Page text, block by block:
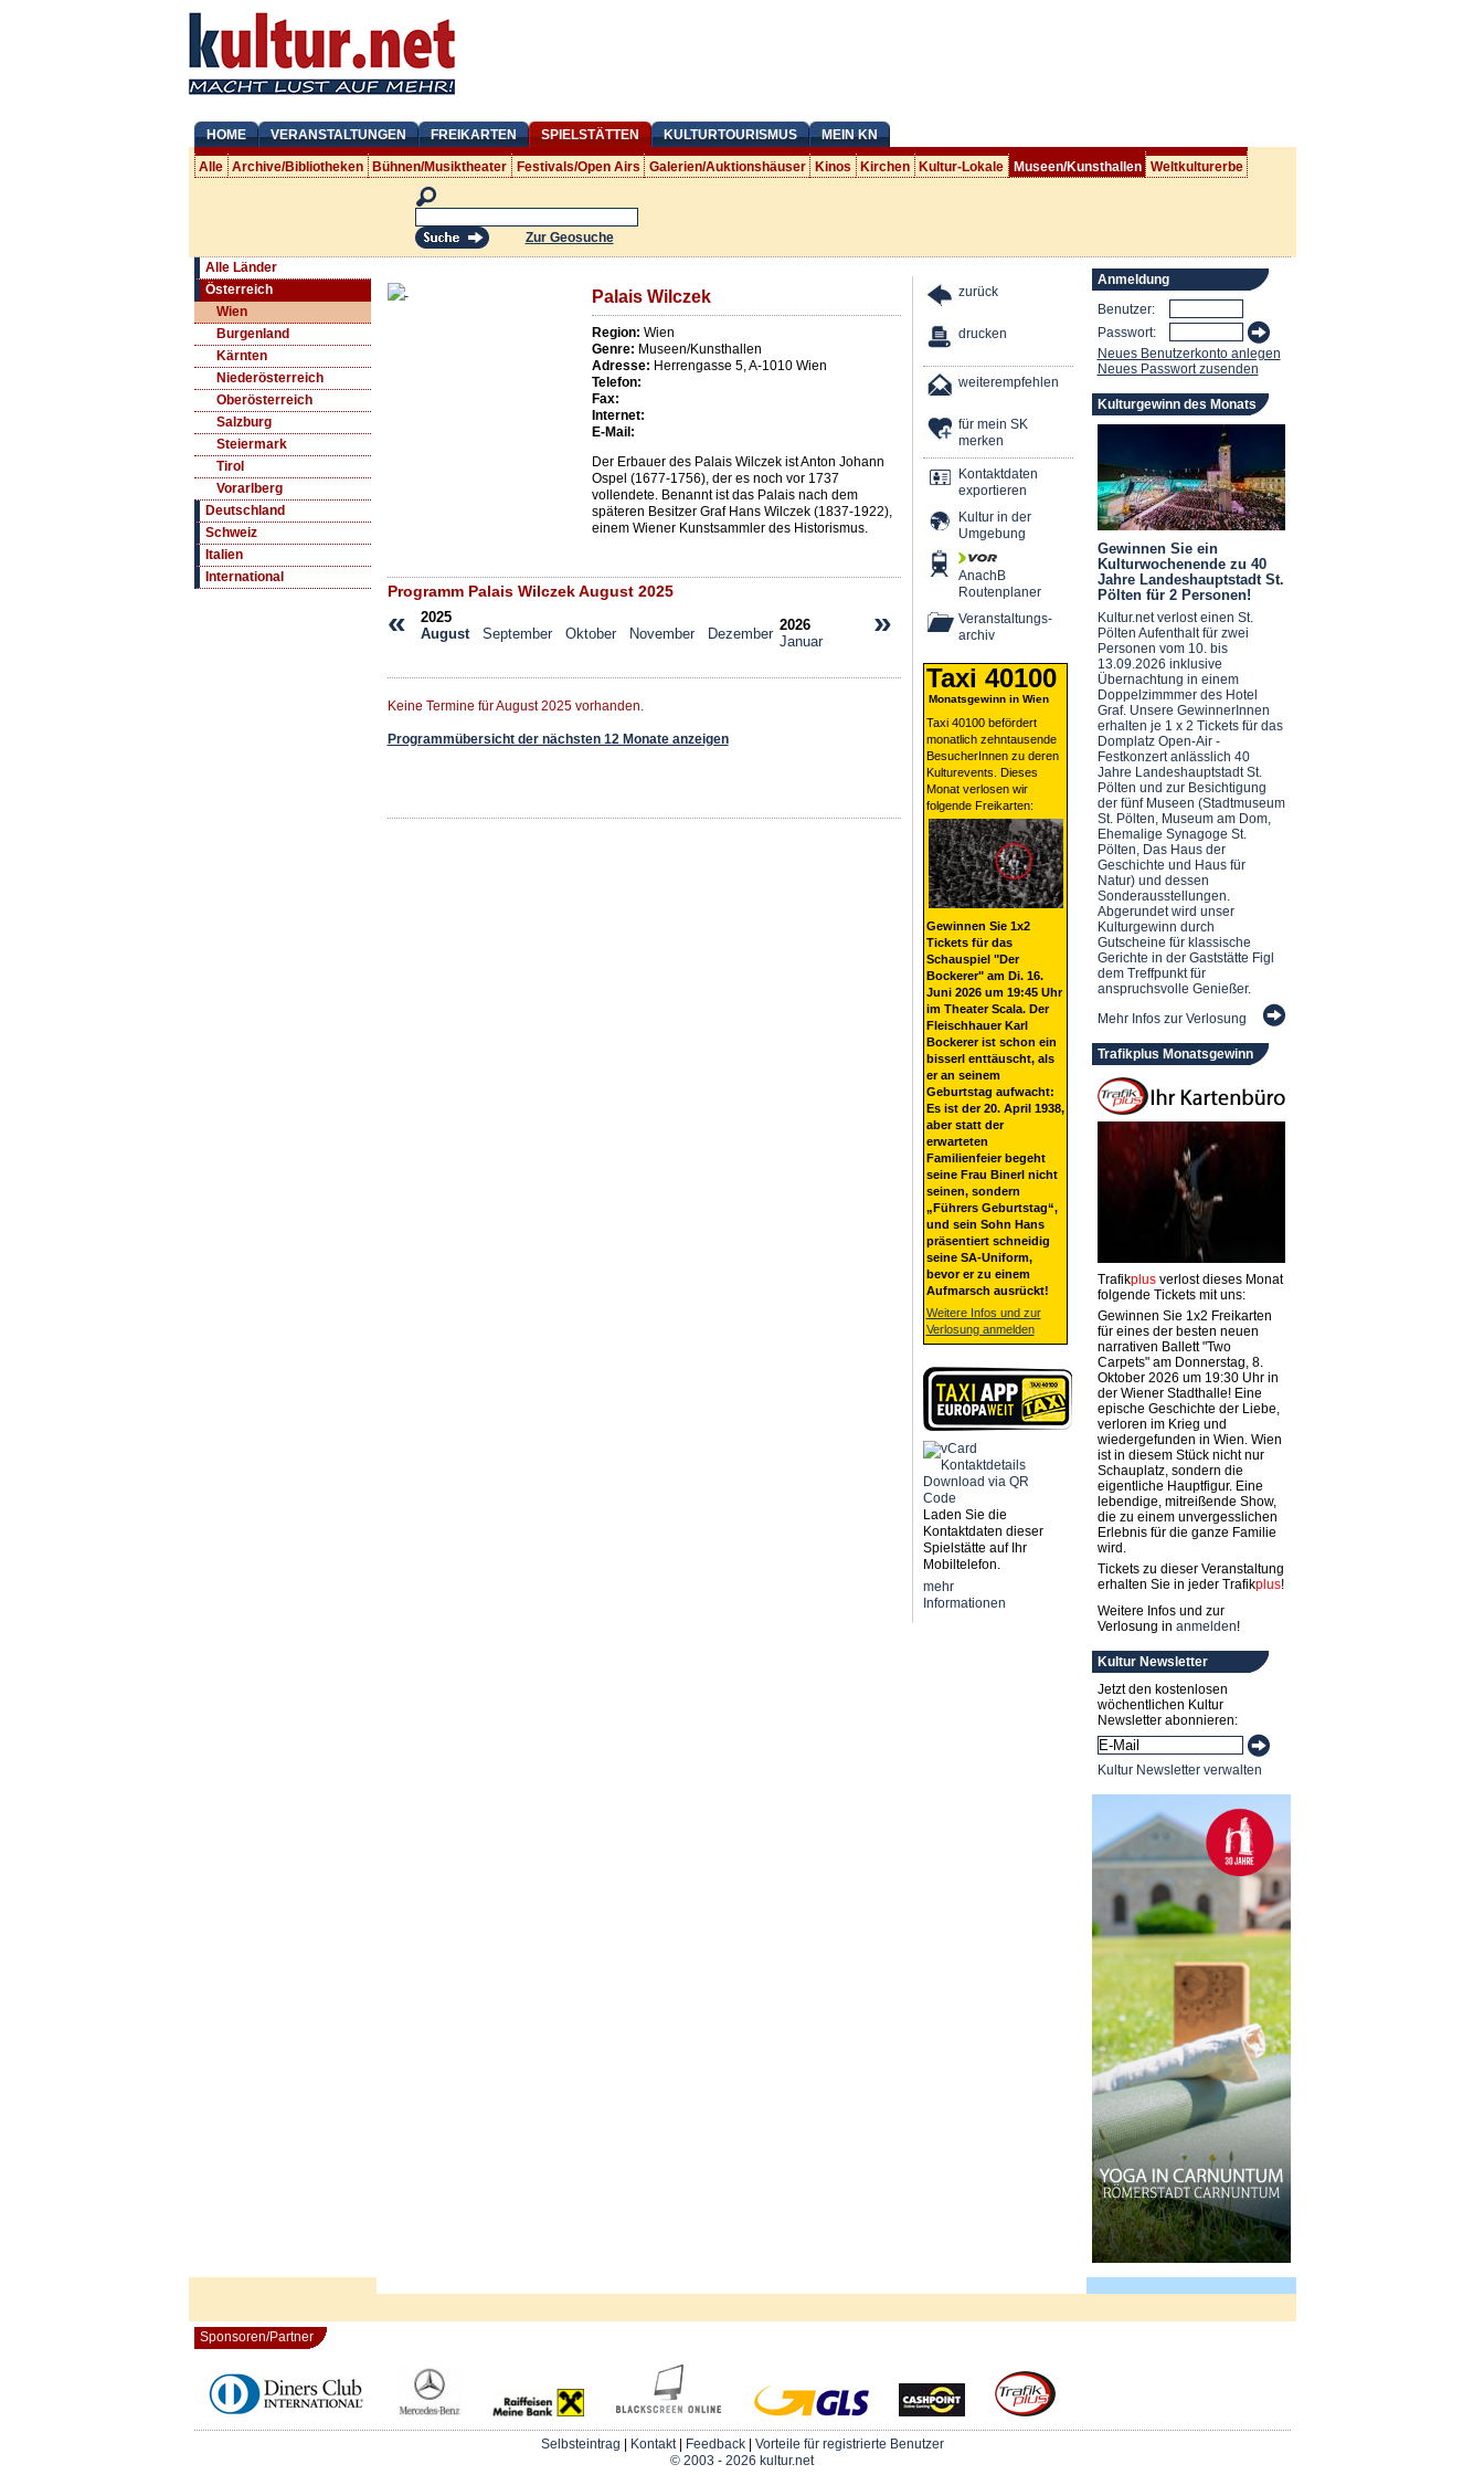
HOME VERANSTALTUNGEN FREIKARTEN SPIELSTÄTTEN KULTURTOURISMUS MEIN KN
Alle Archive/Bibliotheken Bühnen/Musiktheater Festivals/Open Airs Galerien/Auktionshäuser Kinos Kirchen Kultur-Lokale Museen/Kunsthallen Weltkulturerbe
Zur Geosuche
Alle Länder
Österreich
Wien
Burgenland
Kärnten
Niederösterreich
Oberösterreich
Salzburg
Steiermark
Tirol
Vorarlberg
Deutschland
Schweiz
Italien
International
Palais Wilczek
Region: Wien
Genre: Museen/Kunsthallen
Adresse: Herrengasse 5,A-1010 Wien
Telefon:
Fax:
Internet:
E-Mail:
Der Erbauer des Palais Wilczek ist Anton Johann
Ospel (1677-1756), der es noch vor 1737
vollendete. Benannt ist das Palais nach dem
späteren Besitzer Graf Hans Wilczek (1837-1922),
einem Wiener Kunstsammler des Historismus.
Programm Palais Wilczek August 2025
« »
2025
August
September Oktober November Dezember
2026
Januar
Keine Termine für August 2025 vorhanden.
Programmübersicht der nächsten 12 Monate anzeigen
zurück
drucken
weiterempfehlen
für mein SK
merken
Kontaktdaten
exportieren
Kultur in der
Umgebung
AnachB
Routenplaner
Veranstaltungs-
archiv
Taxi 40100
Monatsgewinn in Wien
Taxi 40100 befördert
monatlich zehntausende
BesucherInnen zu deren
Kulturevents. Dieses
Monat verlosen wir
folgende Freikarten:
Gewinnen Sie 1x2
Tickets für das
Schauspiel "Der
Bockerer" am Di. 16.
Juni 2026 um 19:45 Uhr
im Theater Scala. Der
Fleischhauer Karl
Bockerer ist schon ein
bisserl enttäuscht, als
er an seinem
Geburtstag aufwacht:
Es ist der 20. April 1938,
aber statt der
erwarteten
Familienfeier begeht
seine Frau Binerl nicht
seinen, sondern
„Führers Geburtstag“,
und sein Sohn Hans
präsentiert schneidig
seine SA-Uniform,
bevor er zu einem
Aufmarsch ausrückt!
Weitere Infos und zur
Verlosung anmelden
Laden Sie die
Kontaktdaten dieser
Spielstätte auf Ihr
Mobiltelefon.
mehr
Informationen
Anmeldung
Benutzer:
Passwort:
Neues Benutzerkonto anlegen
Neues Passwort zusenden
Kulturgewinn des Monats
Gewinnen Sie ein
Kulturwochenende zu 40
Jahre Landeshauptstadt St.
Pölten für 2 Personen!
Kultur.net verlost einen St.
Pölten Aufenthalt für zwei
Personen vom 10. bis
13.09.2026 inklusive
Übernachtung in einem
Doppelzimmmer des Hotel
Graf. Unsere GewinnerInnen
erhalten je 1 x 2 Tickets für das
Domplatz Open-Air -
Festkonzert anlässlich 40
Jahre Landeshauptstadt St.
Pölten und zur Besichtigung
der fünf Museen (Stadtmuseum
St. Pölten, Museum am Dom,
Ehemalige Synagoge St.
Pölten, Das Haus der
Geschichte und Haus für
Natur) und dessen
Sonderausstellungen.
Abgerundet wird unser
Kulturgewinn durch
Gutscheine für klassische
Gerichte in der Gaststätte Figl
dem Treffpunkt für
anspruchsvolle Genießer.
Mehr Infos zur Verlosung
Trafikplus Monatsgewinn
Trafikplusverlost dieses Monat
folgende Tickets mit uns:
Gewinnen Sie 1x2 Freikarten
für eines der besten neuen
narrativen Ballett "Two
Carpets" am Donnerstag, 8.
Oktober 2026 um 19:30 Uhr in
der Wiener Stadthalle! Eine
epische Geschichte der Liebe,
verloren im Krieg und
wiedergefunden in Wien. Wien
ist in diesem Stück nicht nur
Schauplatz, sondern die
eigentliche Hauptfigur. Eine
lebendige, mitreißende Show,
die zu einem unvergesslichen
Erlebnis für die ganze Familie
wird.
Tickets zu dieser Veranstaltung
erhalten Sie in jeder Trafikplus!
Weitere Infos und zur
Verlosung in anmelden!
Kultur Newsletter
Jetzt den kostenlosen
wöchentlichen Kultur
Newsletter abonnieren:
Kultur Newsletter verwalten
Sponsoren/Partner
Selbsteintrag Kontakt| Feedback| Vorteile für registrierte Benutzer
© 2003 - 2026 kultur.net